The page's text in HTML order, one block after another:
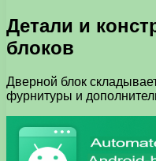
Детали и
блоков
Дверной блок
фурнитуры и